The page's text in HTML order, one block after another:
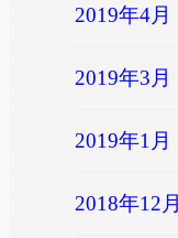
2019年4月
2019年3月
2019年1月
2018年12月